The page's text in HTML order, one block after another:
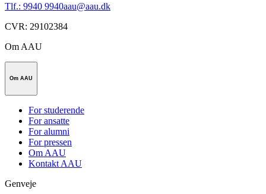
Tlf.: 9940 9940aau@aau.dk
CVR: 29102384
Om AAU
Om AAU
For studerende
For ansatte
For alumni
For pressen
Om AAU
Kontakt AAU
Genveje